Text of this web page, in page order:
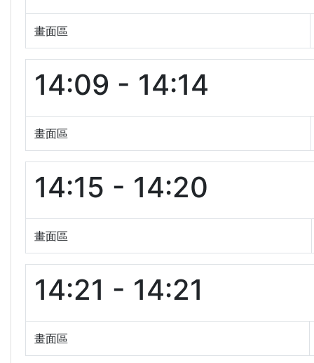
畫面區
14:09 - 14:14
畫面區
14:15 - 14:20
畫面區
14:21 - 14:21
畫面區